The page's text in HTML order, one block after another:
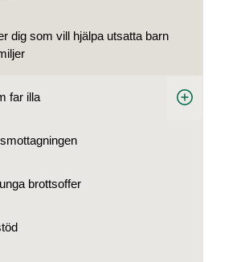
dig som vill hjälpa utsatta barn
far illa
brottsoffer